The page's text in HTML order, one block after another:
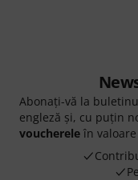
Abonați-vă la
engleză și, cu puțin
voucherele în